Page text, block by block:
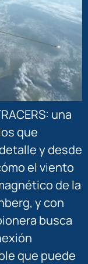
una
que
y desde
el viento
de la
y con
busca
que puede